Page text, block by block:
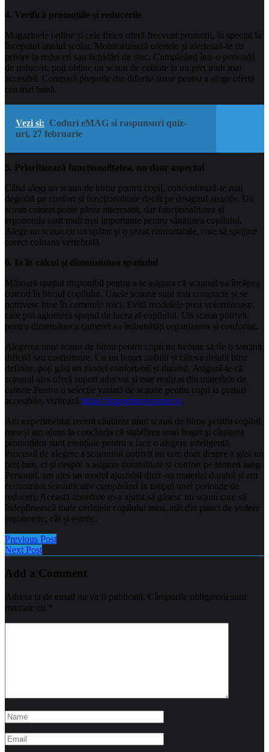
4. Verifică promoțiile și reducerile
Magazinele online și cele fizice oferă frecvent promoții, în special la
începutul anului școlar. Monitorizează ofertele și alertează-te cu
privire la reduceri sau lichidări de stoc. Cumpărând într-o perioadă
de reduceri, poți obține un scaun de calitate la un preț mult mai
accesibil. Compară prețurile din diferite surse pentru a alege oferta
cea mai bună.
Vezi si: Coduri eMAG si raspunsuri quiz-
uri, 27 februarie
5. Prioritizează funcționalitatea, nu doar aspectul
Când alegi un scaun de birou pentru copil, concentrează-te mai
degrabă pe confort și funcționalitate decât pe designul atractiv. Un
scaun colorat poate părea interesant, dar funcționalitatea și
ergonomia sunt mult mai importante pentru sănătatea copilului.
Alege un scaun cu un spătar și o șezut confortabile, care să sprijine
corect coloana vertebrală.
6. Ia în calcul și dimensiunea spațiului
Măsoară spațiul disponibil pentru a te asigura că scaunul va încăpea
comod în biroul copilului. Unele scaune sunt mai compacte și se
potrivesc bine în camerele mici. Evită modelele prea voluminoase,
care pot aglomera spațiul de lucru al copilului. Un scaun potrivit
pentru dimensiunea camerei va îmbunătăți organizarea și confortul.
Alegerea unui scaun de birou pentru copii nu trebuie să fie o sarcină
dificilă sau costisitoare. Cu un buget stabilit și câteva detalii bine
definite, poți găsi un model confortabil și durabil. Asigură-te că
scaunul ales oferă suport adecvat și este realizat din materiale de
calitate.Pentru o selecție variată de scaune pentru copii la prețuri
accesibile, vizitează https://importatorscaune.ro
Am experimentat recent căutarea unui scaun de birou pentru copilul
meu și am ajuns la concluzia că stabilirea unui buget și căutarea
promoțiilor sunt esențiale pentru a face o alegere inteligentă.
Procesul de alegere a scaunului potrivit nu este doar despre a găsi un
preț bun, ci și despre a asigura durabilitate și confort pe termen lung.
Personal, am ales un model ajustabil dintr-un material durabil și am
economisit semnificativ cumpărând în timpul unei perioade de
reduceri. Această abordare m-a ajutat să găsesc un scaun care să
îndeplinească toate cerințele copilului meu, atât din punct de vedere
ergonomic, cât și estetic.
Previous Post
Next Post
Add a Comment
Adresa ta de email nu va fi publicată. Câmpurile obligatorii sunt
marcate cu